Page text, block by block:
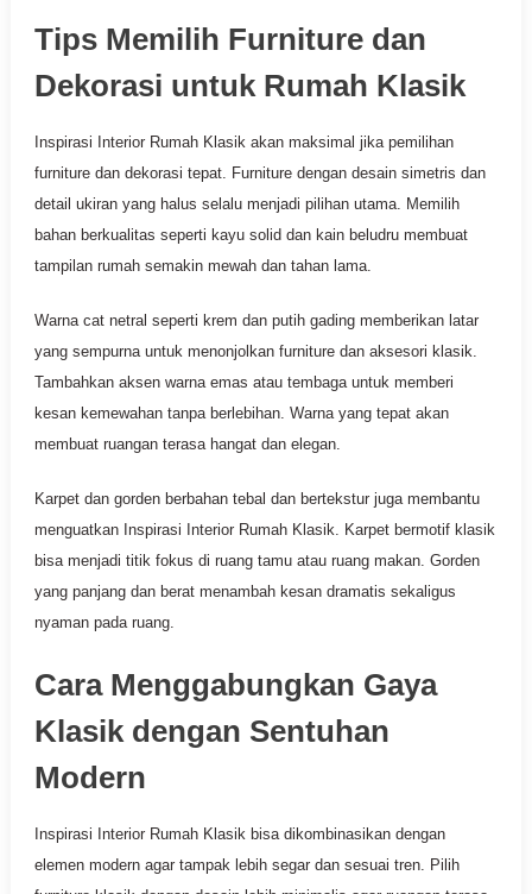
Tips Memilih Furniture dan
Dekorasi untuk Rumah Klasik
Inspirasi Interior Rumah Klasik akan maksimal jika pemilihan
furniture dan dekorasi tepat. Furniture dengan desain simetris dan
detail ukiran yang halus selalu menjadi pilihan utama. Memilih
bahan berkualitas seperti kayu solid dan kain beludru membuat
tampilan rumah semakin mewah dan tahan lama.
Warna cat netral seperti krem dan putih gading memberikan latar
yang sempurna untuk menonjolkan furniture dan aksesori klasik.
Tambahkan aksen warna emas atau tembaga untuk memberi
kesan kemewahan tanpa berlebihan. Warna yang tepat akan
membuat ruangan terasa hangat dan elegan.
Karpet dan gorden berbahan tebal dan bertekstur juga membantu
menguatkan Inspirasi Interior Rumah Klasik. Karpet bermotif klasik
bisa menjadi titik fokus di ruang tamu atau ruang makan. Gorden
yang panjang dan berat menambah kesan dramatis sekaligus
nyaman pada ruang.
Cara Menggabungkan Gaya
Klasik dengan Sentuhan
Modern
Inspirasi Interior Rumah Klasik bisa dikombinasikan dengan
elemen modern agar tampak lebih segar dan sesuai tren. Pilih